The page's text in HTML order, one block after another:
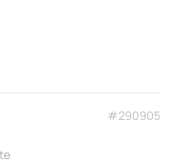
#290905